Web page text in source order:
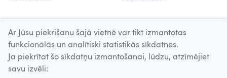
Uz augšu
Ar Jūsu piekrišanu šajā vietnē var tikt izmantotas
funkcionālās un analītiski statistikās sīkdatnes.
Ja piekrītat šo sīkdatņu izmantošanai, lūdzu, atzīmējiet
savu izvēli: